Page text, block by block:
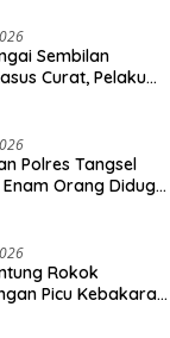
Sembilan
Curat, Pelaku
Polres Tangsel
Orang Diduga
Rokok
Picu Kebakaran